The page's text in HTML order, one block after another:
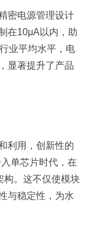
密电源管理设计
在10μA以内，助
业平均水平，电
显著提升了产品
利用，创新性的
单芯片时代，在
构。这不仅使模块
与稳定性，为水